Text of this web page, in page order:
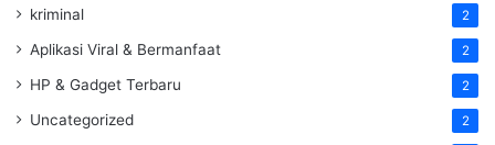
kriminal 2
Aplikasi Viral & Bermanfaat 2
HP & Gadget Terbaru 2
Uncategorized 2